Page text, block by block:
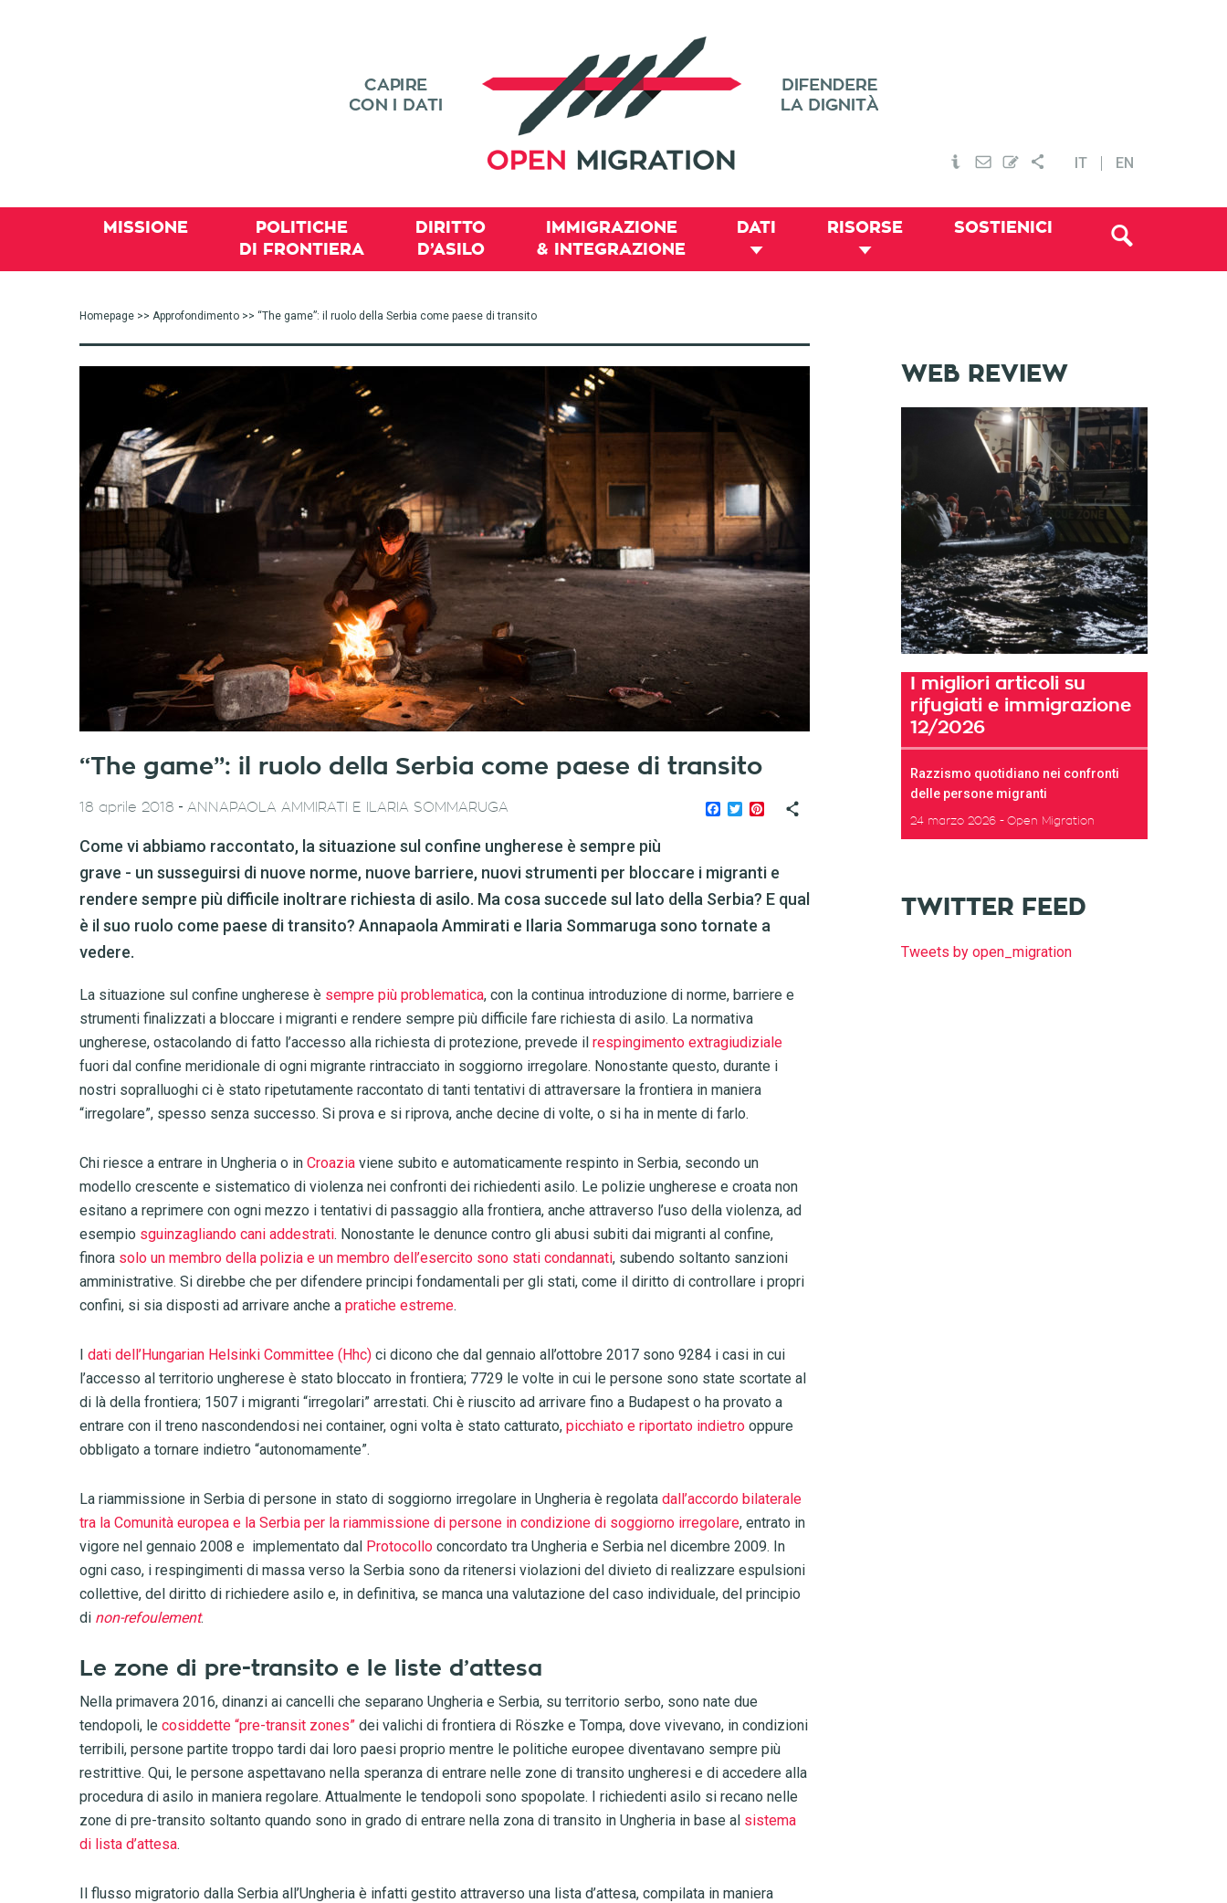
IT EN
MISSIONE
POLITICHE
DI FRONTIERA
DIRITTO
D’ASILO
IMMIGRAZIONE
& INTEGRAZIONE
DATI RISORSE SOSTIENICI
Homepage >> Approfondimento >> “The game”: il ruolo della Serbia come paese di transito
“The game”: il ruolo della Serbia come paese di transito
Facebook
TwitterPinterest
18 aprile 2018 - ANNAPAOLA AMMIRATI E ILARIA SOMMARUGA
Come vi abbiamo raccontato, la situazione sul confine ungherese è sempre più
grave - un susseguirsi di nuove norme, nuove barriere, nuovi strumenti per bloccare i migranti e
rendere sempre più difficile inoltrare richiesta di asilo. Ma cosa succede sul lato della Serbia? E qual
è il suo ruolo come paese di transito? Annapaola Ammirati e Ilaria Sommaruga sono tornate a
vedere.
La situazione sul confine ungherese è sempre più problematica, con la continua introduzione di norme, barriere e
strumenti finalizzati a bloccare i migranti e rendere sempre più difficile fare richiesta di asilo. La normativa
ungherese, ostacolando di fatto l’accesso alla richiesta di protezione, prevede il respingimento extragiudiziale
fuori dal confine meridionale di ogni migrante rintracciato in soggiorno irregolare. Nonostante questo, durante i
nostri sopralluoghi ci è stato ripetutamente raccontato di tanti tentativi di attraversare la frontiera in maniera
“irregolare”, spesso senza successo. Si prova e si riprova, anche decine di volte, o si ha in mente di farlo.
Chi riesce a entrare in Ungheria o in Croazia viene subito e automaticamente respinto in Serbia, secondo un
modello crescente e sistematico di violenza nei confronti dei richiedenti asilo. Le polizie ungherese e croata non
esitano a reprimere con ogni mezzo i tentativi di passaggio alla frontiera, anche attraverso l’uso della violenza, ad
esempio sguinzagliando cani addestrati. Nonostante le denunce contro gli abusi subiti dai migranti al confine,
finora solo un membro della polizia e un membro dell’esercito sono stati condannati, subendo soltanto sanzioni
amministrative. Si direbbe che per difendere principi fondamentali per gli stati, come il diritto di controllare i propri
confini, si sia disposti ad arrivare anche a pratiche estreme.
I dati dell’Hungarian Helsinki Committee (Hhc) ci dicono che dal gennaio all’ottobre 2017 sono 9284 i casi in cui
l’accesso al territorio ungherese è stato bloccato in frontiera; 7729 le volte in cui le persone sono state scortate al
di là della frontiera; 1507 i migranti “irregolari” arrestati. Chi è riuscito ad arrivare fino a Budapest o ha provato a
entrare con il treno nascondendosi nei container, ogni volta è stato catturato, picchiato e riportato indietro oppure
obbligato a tornare indietro “autonomamente”.
La riammissione in Serbia di persone in stato di soggiorno irregolare in Ungheria è regolata dall’accordo bilaterale
tra la Comunità europea e la Serbia per la riammissione di persone in condizione di soggiorno irregolare, entrato in
vigore nel gennaio 2008 e implementato dal Protocollo concordato tra Ungheria e Serbia nel dicembre 2009. In
ogni caso, i respingimenti di massa verso la Serbia sono da ritenersi violazioni del divieto di realizzare espulsioni
collettive, del diritto di richiedere asilo e, in definitiva, se manca una valutazione del caso individuale, del principio
di non-refoulement.
Le zone di pre-transito e le liste d’attesa
Nella primavera 2016, dinanzi ai cancelli che separano Ungheria e Serbia, su territorio serbo, sono nate due
tendopoli, le cosiddette “pre-transit zones” dei valichi di frontiera di Röszke e Tompa, dove vivevano, in condizioni
terribili, persone partite troppo tardi dai loro paesi proprio mentre le politiche europee diventavano sempre più
restrittive. Qui, le persone aspettavano nella speranza di entrare nelle zone di transito ungheresi e di accedere alla
procedura di asilo in maniera regolare. Attualmente le tendopoli sono spopolate. I richiedenti asilo si recano nelle
zone di pre-transito soltanto quando sono in grado di entrare nella zona di transito in Ungheria in base al sistema
di lista d’attesa.
Il flusso migratorio dalla Serbia all’Ungheria è infatti gestito attraverso una lista d’attesa, compilata in maniera
WEB REVIEW
I migliori articoli su
rifugiati e immigrazione
12/2026
Razzismo quotidiano nei confronti
delle persone migranti
24 marzo 2026 Open Migration
TWITTER FEED
Tweets by open_migration